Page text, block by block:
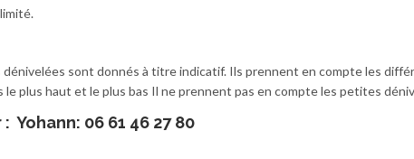
dénivelées sont donnés à titre indicatif. Ils prennent en compte les
plus haut et le plus bas Il ne prennent pas en compte les petites
: Yohann: 06 61 46 27 80